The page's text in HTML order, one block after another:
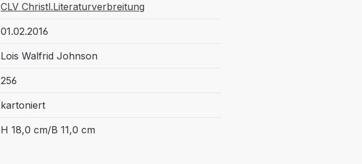
CLV Christl.Literaturverbreitung
01.02.2016
Lois Walfrid Johnson
256
kartoniert
H 18,0 cm/B 11,0 cm